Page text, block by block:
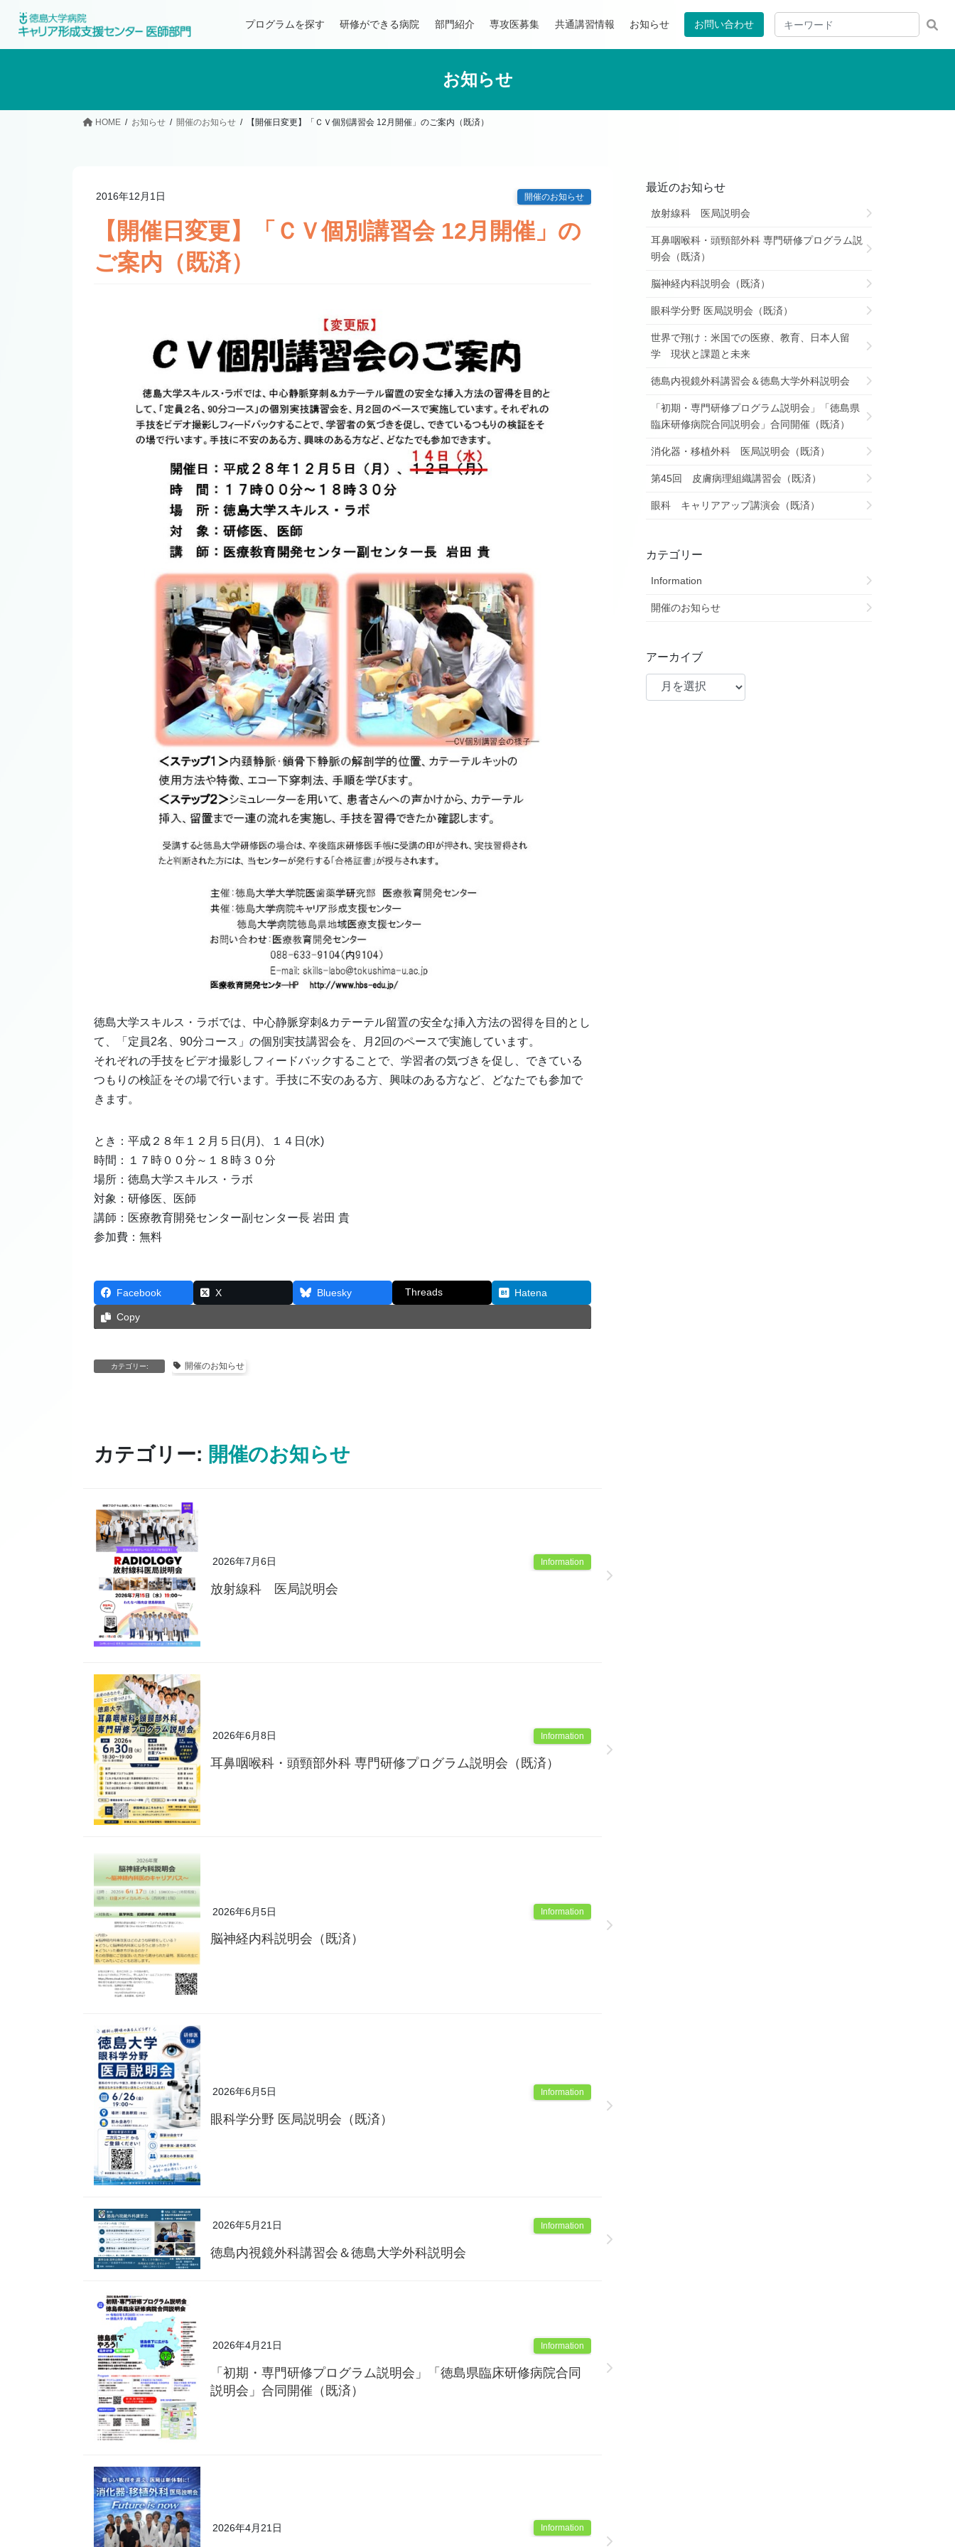
プログラムを探す 研修ができる病院 部門紹介 専攻医募集 共通講習情報 お知らせ お問い合わせ
お知らせ
HOME お知らせ 開催のお知らせ 【開催日変更】「ＣＶ個別講習会 12月開催」のご案内（既済）
2016年12月1日 開催のお知らせ
【開催日変更】「ＣＶ個別講習会 12月開催」の
ご案内（既済）
徳島大学スキルス・ラボでは、中心静脈穿刺&カテーテル留置の安全な挿入方法の習得を目的とし
て、「定員2名、90分コース」の個別実技講習会を、月2回のペースで実施しています。
それぞれの手技をビデオ撮影しフィードバックすることで、学習者の気づきを促し、できている
つもりの検証をその場で行います。手技に不安のある方、興味のある方など、どなたでも参加で
きます。
とき：平成２８年１２月５日(月)、１４日(水)
時間：１７時００分～１８時３０分
場所：徳島大学スキルス・ラボ
対象：研修医、医師
講師：医療教育開発センター副センター長 岩田 貴
参加費：無料
Facebook X Bluesky Threads Hatena
Copy
カテゴリー: 開催のお知らせ
カテゴリー: 開催のお知らせ
2026年7月6日 Information
放射線科 医局説明会
2026年6月8日 Information
耳鼻咽喉科・頭頸部外科 専門研修プログラム説明会（既済）
2026年6月5日 Information
脳神経内科説明会（既済）
2026年6月5日 Information
眼科学分野 医局説明会（既済）
2026年5月21日 Information
徳島内視鏡外科講習会＆徳島大学外科説明会
2026年4月21日 Information
「初期・専門研修プログラム説明会」「徳島県臨床研修病院合同
説明会」合同開催（既済）
2026年4月21日 Information
最近のお知らせ
放射線科 医局説明会
耳鼻咽喉科・頭頸部外科 専門研修プログラム説
明会（既済）
脳神経内科説明会（既済）
眼科学分野 医局説明会（既済）
世界で翔け：米国での医療、教育、日本人留
学 現状と課題と未来
徳島内視鏡外科講習会＆徳島大学外科説明会
「初期・専門研修プログラム説明会」「徳島県
臨床研修病院合同説明会」合同開催（既済）
消化器・移植外科 医局説明会（既済）
第45回 皮膚病理組織講習会（既済）
眼科 キャリアアップ講演会（既済）
カテゴリー
Information
開催のお知らせ
アーカイブ